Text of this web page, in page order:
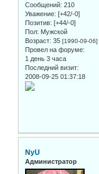
Сообщений: 210
Уважение: [+42/-0]
Позитив: [+44/-0]
Пол: Мужской
Возраст: 35 [1990-09-06]
Провел на форуме:
1 день 3 часа
Последний визит:
2008-09-25 01:37:18
NyU
Администратор